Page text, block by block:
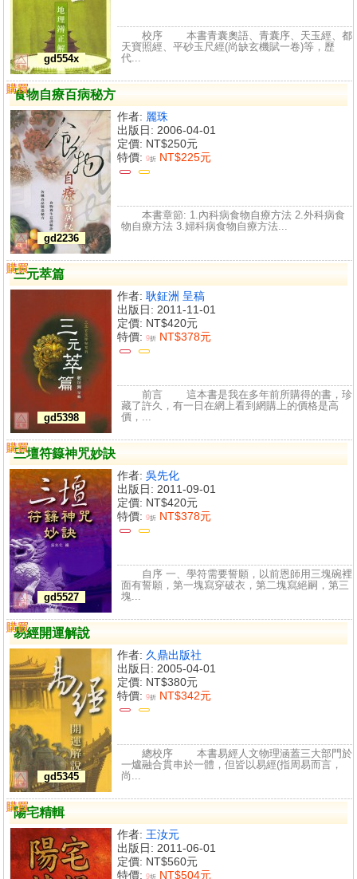
gd554x
校序 本書青囊奧語、青囊序、天玉經、都
天寶照經、平砂玉尺經(尚缺玄機賦一卷)等，歷
代...
食物自療百病秘方
gd2236
作者: 麗珠
出版日: 2006-04-01
定價: NT$250元
特價: 9折 NT$225元
購買
比較
本書章節: 1.內科病食物自療方法 2.外科病食
物自療方法 3.婦科病食物自療方法...
三元萃篇
gd5398
作者: 耿鉦洲 呈稿
出版日: 2011-11-01
定價: NT$420元
特價: 9折 NT$378元
購買
比較
前言 這本書是我在多年前所購得的書，珍
藏了許久，有一日在網上看到網購上的價格是高
價，...
三壇符籙神咒妙訣
gd5527
作者: 吳先化
出版日: 2011-09-01
定價: NT$420元
特價: 9折 NT$378元
購買
比較
自序 一、學符需要誓願，以前恩師用三塊碗裡
面有誓願，第一塊寫穿破衣，第二塊寫絕嗣，第三
塊...
易經開運解說
gd5345
作者: 久鼎出版社
出版日: 2005-04-01
定價: NT$380元
特價: 9折 NT$342元
購買
比較
總校序 本書易經人文物理涵蓋三大部門於
一爐融合貫串於一體，但皆以易經(指周易而言，
尚...
陽宅精輯
作者: 王汝元
出版日: 2011-06-01
定價: NT$560元
特價: 9折 NT$504元
購買
比較